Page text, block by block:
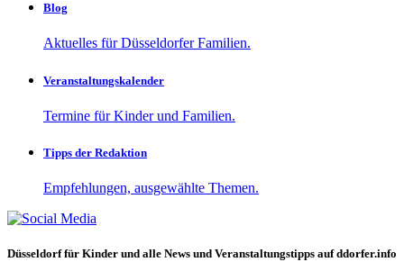
Blog
Aktuelles für Düsseldorfer Familien.
Veranstaltungskalender
Termine für Kinder und Familien.
Tipps der Redaktion
Empfehlungen, ausgewählte Themen.
Düsseldorf für Kinder und alle News und Veranstaltungstipps auf ddorfer.info